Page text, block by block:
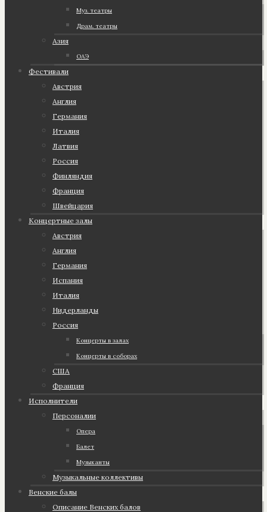
Муз. театры
Драм. театры
Азия
ОАЭ
Фестивали
Австрия
Англия
Германия
Италия
Латвия
Россия
Финляндия
Франция
Швейцария
Концертные залы
Австрия
Англия
Германия
Испания
Италия
Нидерланды
Россия
Концерты в залах
Концерты в соборах
США
Франция
Исполнители
Персоналии
Опера
Балет
Музыканты
Музыкальные коллективы
Венские балы
Описание Венских балов